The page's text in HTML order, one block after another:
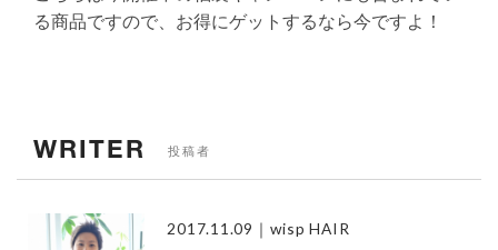
る商品ですので、お得にゲットするなら今ですよ！
WRITER 投稿者
2017.11.09 ｜wisp HAIR